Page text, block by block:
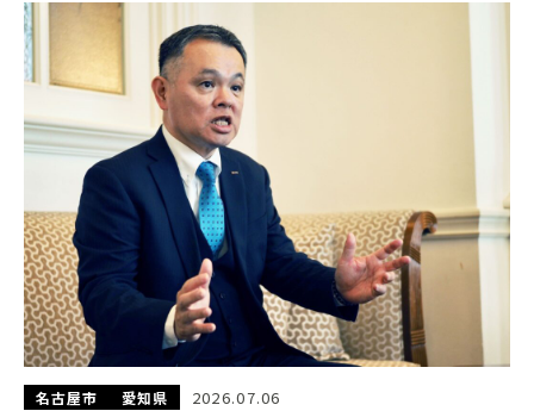
名古屋市 愛知県 2026.07.06